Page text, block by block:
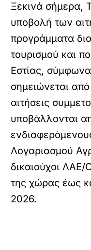
Ξεκινά σήμερα,
υποβολή των
προγράμματα
τουρισμού και
Εστίας,
σημειώνεται
αιτήσεις
υποβάλλονται
Λογαριασμού
δικαιούχοι
της χώρας έως
2026.